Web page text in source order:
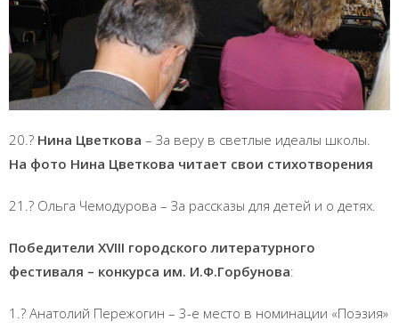
20.? Нина Цветкова – За веру в светлые идеалы школы.
На фото Нина Цветкова читает свои стихотворения
21.? Ольга Чемодурова – За рассказы для детей и о детях.
Победители XVIII городского литературного
фестиваля – конкурса им. И.Ф.Горбунова:
1.? Анатолий Пережогин – 3-е место в номинации «Поэзия»